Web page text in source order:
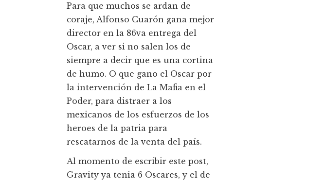
Para que muchos se ardan de
coraje, Alfonso Cuarón gana mejor
director en la 86va entrega del
Oscar, a ver si no salen los de
siempre a decir que es una cortina
de humo. O que gano el Oscar por
la intervención de La Mafia en el
Poder, para distraer a los
mexicanos de los esfuerzos de los
heroes de la patria para
rescatarnos de la venta del país.
Al momento de escribir este post,
Gravity ya tenia 6 Oscares, y el de